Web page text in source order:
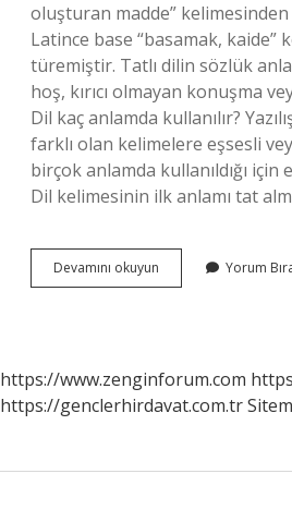
oluşturan madde” kelimesinden
Latince base “basamak, kaide”
türemiştir. Tatlı dilin sözlük
hoş, kırıcı olmayan konuşma
Dil kaç anlamda kullanılır?
farklı olan kelimelere eşsesli
birçok anlamda kullanıldığı
Dil kelimesinin ilk anlamı tat
Devamını okuyun
Bazın
Yorum
https://www.zenginforum.com
https://genclerhirdavat.com.tr